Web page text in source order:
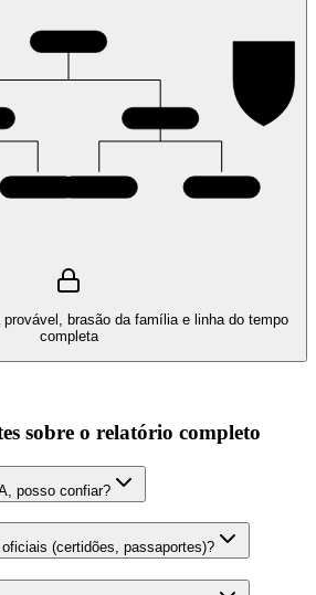
brasão da família e linha do tempo
completa
sobre o relatório completo
posso confiar?
(certidões, passaportes)?